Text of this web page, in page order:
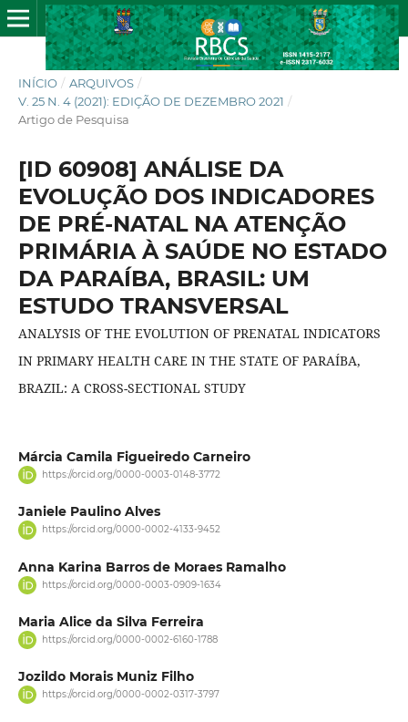
INÍCIO / ARQUIVOS /
V. 25 N. 4 (2021): EDIÇÃO DE DEZEMBRO 2021 /
Artigo de Pesquisa
[ID 60908] ANÁLISE DA
EVOLUÇÃO DOS INDICADORES
DE PRÉ-NATAL NA ATENÇÃO
PRIMÁRIA À SAÚDE NO ESTADO
DA PARAÍBA, BRASIL: UM
ESTUDO TRANSVERSAL
ANALYSIS OF THE EVOLUTION OF PRENATAL INDICATORS
IN PRIMARY HEALTH CARE IN THE STATE OF PARAÍBA,
BRAZIL: A CROSS-SECTIONAL STUDY
Márcia Camila Figueiredo Carneiro
https://orcid.org/0000-0003-0148-3772
Janiele Paulino Alves
https://orcid.org/0000-0002-4133-9452
Anna Karina Barros de Moraes Ramalho
https://orcid.org/0000-0003-0909-1634
Maria Alice da Silva Ferreira
https://orcid.org/0000-0002-6160-1788
Jozildo Morais Muniz Filho
https://orcid.org/0000-0002-0317-3797